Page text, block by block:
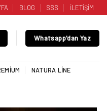
BLOG SSS İLETİŞİM
Whatsapp'dan Yaz
NATURA LINE